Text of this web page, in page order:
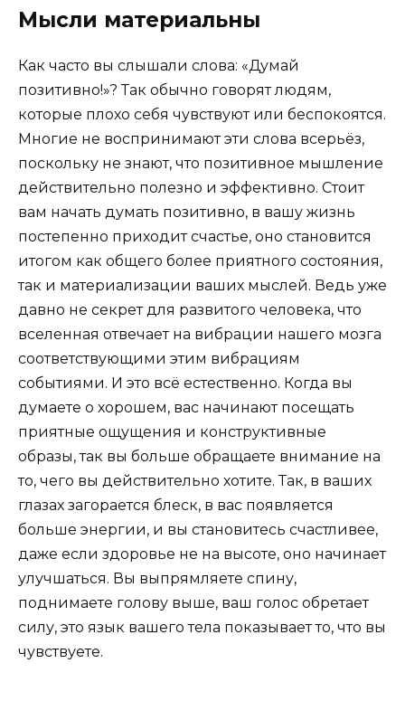
Мысли материальны
Как часто вы слышали слова: «Думай
позитивно!»? Так обычно говорят людям,
которые плохо себя чувствуют или беспокоятся.
Многие не воспринимают эти слова всерьёз,
поскольку не знают, что позитивное мышление
действительно полезно и эффективно. Стоит
вам начать думать позитивно, в вашу жизнь
постепенно приходит счастье, оно становится
итогом как общего более приятного состояния,
так и материализации ваших мыслей. Ведь уже
давно не секрет для развитого человека, что
вселенная отвечает на вибрации нашего мозга
соответствующими этим вибрациям
событиями. И это всё естественно. Когда вы
думаете о хорошем, вас начинают посещать
приятные ощущения и конструктивные
образы, так вы больше обращаете внимание на
то, чего вы действительно хотите. Так, в ваших
глазах загорается блеск, в вас появляется
больше энергии, и вы становитесь счастливее,
даже если здоровье не на высоте, оно начинает
улучшаться. Вы выпрямляете спину,
поднимаете голову выше, ваш голос обретает
силу, это язык вашего тела показывает то, что вы
чувствуете.